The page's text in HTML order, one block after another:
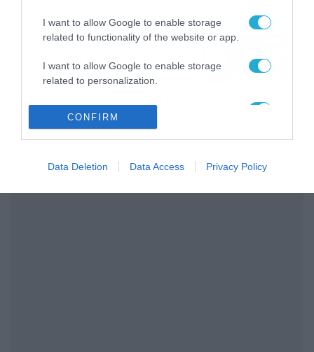
I want to allow Google to enable storage
related to functionality of the website or app.
I want to allow Google to enable storage
related to personalization.
I want to allow Google to enable storage
related to security, including authentication
functionality and fraud prevention, and other
CONFIRM
Data Deletion Data Access Privacy Policy
Πρεμιέρα στην Ολλανδία, την
Πορτογαλία και τη Β’
στοιχηματικές επιλογές από
το ΠΑΜΕ ΣΤΟΙΧΗΜΑ
07/08/2026